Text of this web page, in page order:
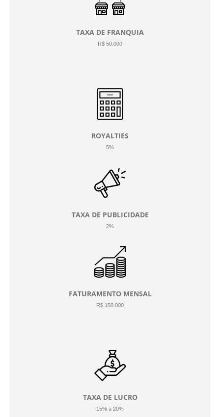
TAXA DE FRANQUIA
R$ 50.000
ROYALTIES
5%
TAXA DE PUBLICIDADE
2%
FATURAMENTO MENSAL
R$ 150.000
TAXA DE LUCRO
15% a 20%